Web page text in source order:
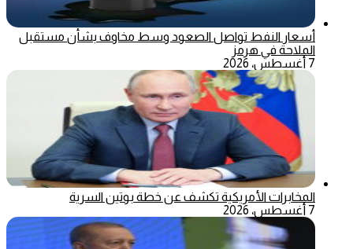
أسعار النفط تواصل الصعود وسط مخاوف بشأن مستقبل
الملاحة في هرمز
7 أغسطس، 2026
المخابرات الأمريكية تكشف عن خطة بوتين السرية
7 أغسطس، 2026